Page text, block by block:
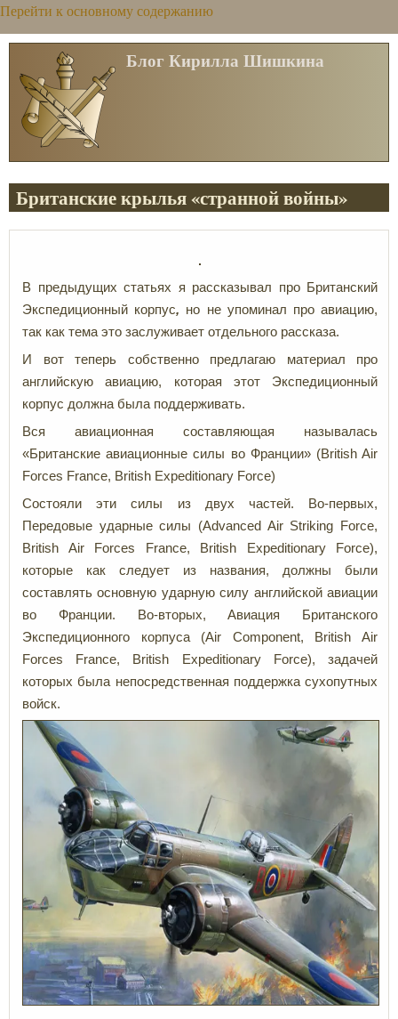
Перейти к основному содержанию
Блог Кирилла Шишкина
Британские крылья «странной войны»
В предыдущих статьях я рассказывал про Британский
Экспедиционный корпус, но не упоминал про авиацию,
так как тема это заслуживает отдельного рассказа.
И вот теперь собственно предлагаю материал про
английскую авиацию, которая этот Экспедиционный
корпус должна была поддерживать.
Вся авиационная составляющая называлась
«Британские авиационные силы во Франции» (British Air
Forces France, British Expeditionary Force)
Состояли эти силы из двух частей. Во-первых,
Передовые ударные силы
(Advanced Air Striking Force,
British Air Forces France, British Expeditionary Force),
которые как следует из названия, должны были
составлять основную ударную силу английской авиации
во Франции. Во-вторых, Авиация Британского
Экспедиционного корпуса (Air Component, British Air
Forces France, British Expeditionary Force), задачей
которых была непосредственная поддержка сухопутных
войск.